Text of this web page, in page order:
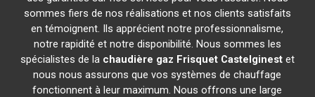
sommes fiers de nos réalisations et nos clients satisfaits
en témoignent. Ils apprécient notre professionnalisme,
notre rapidité et notre disponibilité. Nous sommes les
spécialistes de la chaudière gaz Frisquet Castelginestet
nous nous assurons que vos systèmes de chauffage
fonctionnent à leur maximum. Nous offrons une large